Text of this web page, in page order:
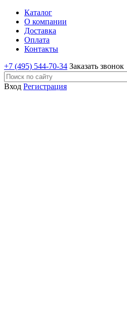
Каталог
О компании
Доставка
Оплата
Контакты
+7 (495) 544-70-34 Заказать звонок
Вход Регистрация